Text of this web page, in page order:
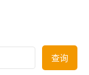
查询